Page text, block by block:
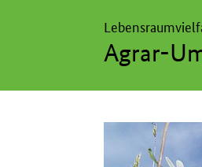
Agrar-